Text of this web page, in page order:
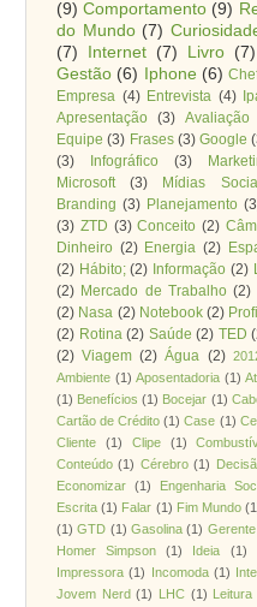
(9) Comportamento (9)
do Mundo (7)
(7)
Internet (7) Livro (7)
Gestão (6) Iphone (6)
Empresa (4) Entrevista (4)
Apresentação (3) Avaliação
Equipe (3) Frases (3) Google
(3)
Infográfico (3)
Microsoft
(3) Mídias
Branding (3) Planejamento
(3) ZTD (3) Conceito (2)
Dinheiro (2) Energia (2)
(2) Hábito; (2) Informação (2)
(2) Mercado de Trabalho (2)
(2) Nasa (2) Notebook (2)
(2) Rotina (2) Saúde (2) TED
(2) Viagem (2) Água (2)
Ambiente (1) Aposentadoria (1)
(1) Benefícios (1) Bocejar (1)
Cartão de Crédito (1) Case (1)
Cliente
(1) Clipe (1)
Conteúdo (1) Cérebro (1)
Economizar (1) Engenharia
Escrita (1) Falar (1) Fim Mundo
(1) GTD (1) Gasolina (1) Gerente
Homer Simpson
(1) Ideia (1)
Impressora (1) Incomoda (1)
Jovem Nerd (1) LHC (1) Leitura